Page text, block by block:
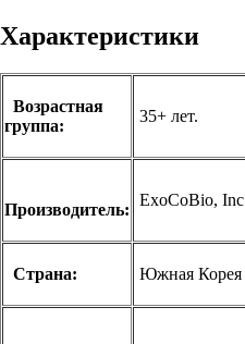
Характеристики
Возрастная
группа:
35+ лет.
Производитель:
ExoCoBio, Inc
Страна: Южная Корея